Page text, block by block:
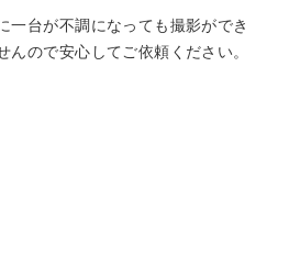
弱のカメラマンの中からトップの
。
影の他にも、幼稚園・結婚式関連
わっております。
写真、思い出作りのお手伝いが出
おります。
動しております。
一台が不調になっても撮影ができ
んので安心してご依頼ください。